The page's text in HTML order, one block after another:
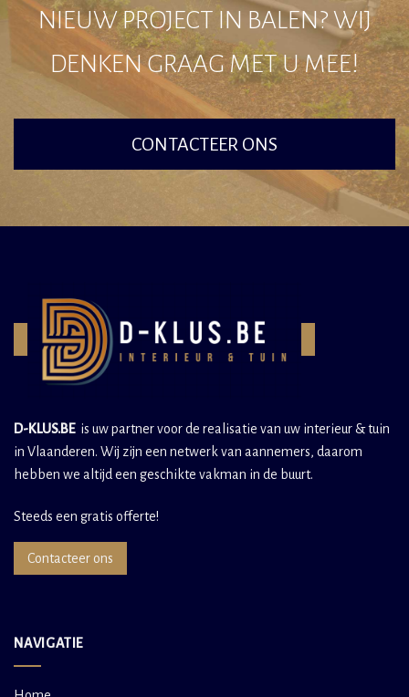
NIEUW PROJECT IN BALEN? WIJ
DENKEN GRAAG MET U MEE!
CONTACTEER ONS
D-KLUS.BEis uw partner voor de realisatie van uw interieur & tuin
in Vlaanderen. Wij zijn een netwerk van aannemers, daarom
hebben we altijd een geschikte vakman in de buurt.
Steeds een gratis offerte!
Contacteer ons
NAVIGATIE